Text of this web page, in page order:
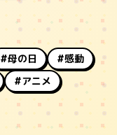
#母の日
#感動
#アニメ